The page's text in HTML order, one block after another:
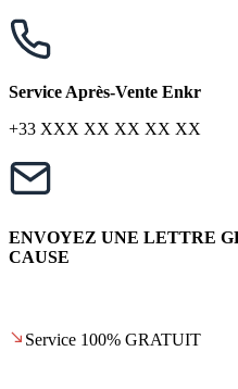
Service Après-Vente Enkr
+33 XXX XX XX XX XX
ENVOYEZ UNE LETTRE
CAUSE
Service 100% GRATUIT